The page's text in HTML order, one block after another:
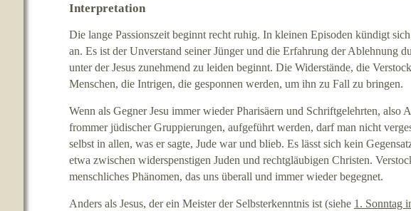
Interpretation
Die lange Passionszeit beginnt recht ruhig. In kleinen Episoden kündigt
an. Es ist der Unverstand seiner Jünger und die Erfahrung der Ablehnung
unter der Jesus zunehmend zu leiden beginnt. Die Widerstände, die
Menschen, die Intrigen, die gesponnen werden, um ihn zu Fall zu bringen.
Wenn als Gegner Jesu immer wieder Pharisäern und Schriftgelehrten, also
frommer jüdischer Gruppierungen, aufgeführt werden, darf man nicht
selbst in allen, was er sagte, Jude war und blieb. Es lässt sich kein
etwa zwischen widerspenstigen Juden und rechtgläubigen Christen.
menschliches Phänomen, das uns überall und immer wieder begegnet.
Anders als Jesus, der ein Meister der Selbsterkenntnis ist (siehe 1. Sonntag